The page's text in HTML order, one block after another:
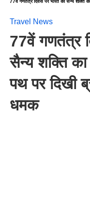
77वें गणतंत्र दिवस पर भारत की सैन्य शक्ति
Travel News
77वें गणतंत्र
सैन्य शक्ति का
पथ पर दिखी
धमक